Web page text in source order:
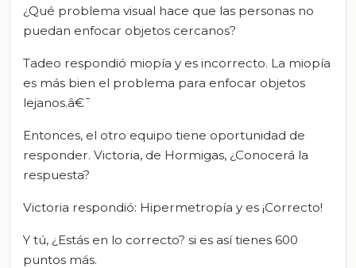
¿Qué problema visual hace que las personas no
puedan enfocar objetos cercanos?
Tadeo respondió miopía y es incorrecto. La miopía
es más bien el problema para enfocar objetos
lejanos.â€¯
Entonces, el otro equipo tiene oportunidad de
responder. Victoria, de Hormigas, ¿Conocerá la
respuesta?
Victoria respondió: Hipermetropía y es ¡Correcto!
Y tú, ¿Estás en lo correcto? si es así tienes 600
puntos más.